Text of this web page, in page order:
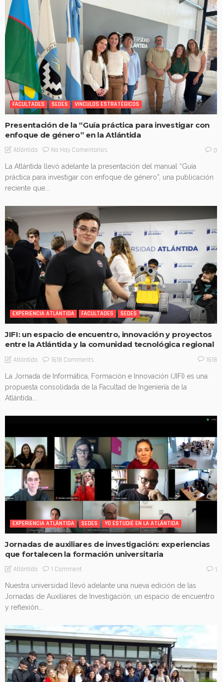
FACULTADES SEDES VINCULOS ESTRATÉGICOS
Presentación de la “Guía práctica para investigar con
enfoque de género” en la Atlántida
Atlántida No Hay Comentarios 0
La Atlántida llevó adelante la presentación del manual “Guía
práctica para investigar con enfoque de género”, una publicación
reciente que...
EXPERIENCIA ATLÁNTIDA FACULTADES SEDES
JIFI: un espacio de encuentro, innovación y proyectos
entre la Atlántida y la comunidad tecnológica regional
Atlántida 1618 Comments 1618
La Jornada de Informática, Formación e Innovación (JIFI) es una
propuesta consolidada de la Facultad de Ingeniería de la
Atlántida...
EXPERIENCIA ATLÁNTIDA SEDES YO ESTUDIÉ EN LA ATLÁNTIDA
Jornadas de auxiliares de investigación: experiencias
que fortalecen la formación universitaria
Atlántida 1 Comment 1
Nuestra universidad llevó adelante una nueva edición de las
Jornadas de Auxiliares de Investigación, un espacio de encuentro
y reflexión...